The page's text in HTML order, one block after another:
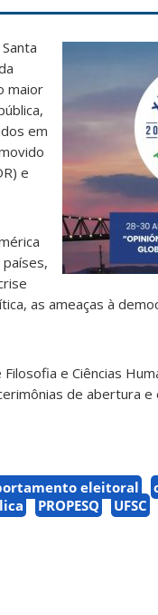
maior
em
e
as ameaças à
e Ciências
de abertura
eleitoral
PROPESQ UFSC